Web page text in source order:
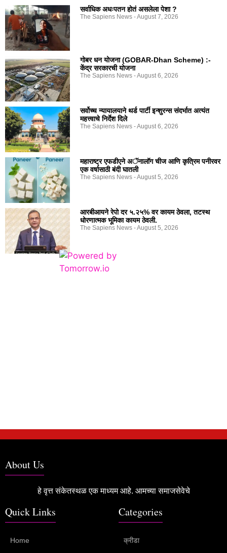
सर्वाधिक अधःपतन होतं असलेला पेशा ?
The Sapiens News August 7, 2026
गोबर धन योजना (GOBAR-Dhan Scheme) :-
केंद्र सरकारची योजना
The Sapiens News August 6, 2026
सर्वोच्च न्यायालयाने थर्ड पार्टी इन्शुरन्स संदर्भात अत्यंत
महत्त्वाचे निर्देश दिले
The Sapiens News August 6, 2026
महाराष्ट्र एफडीएने अॅनालॉग चीज आणि कृत्रिम पनीरवर
एक वर्षासाठी बंदी घातली
The Sapiens News August 5, 2026
आरबीआयने रेपो दर ५.२५% वर कायम ठेवला, तटस्थ
धोरणात्मक भूमिका कायम ठेवली.
The Sapiens News August 5, 2026
About Us
हे वृत्त संकेतस्थळ एक माध्यम आहे. आमच्या समाजसेवेचे
Quick Links
Home
Categories
क्रीडा